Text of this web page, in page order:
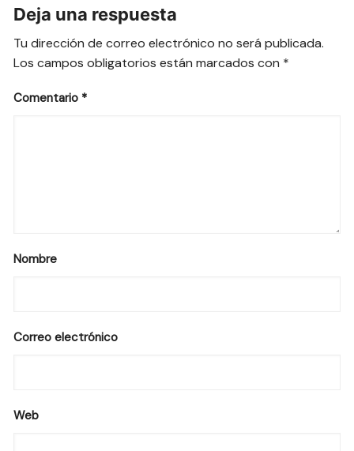
Deja una respuesta
Tu dirección de correo electrónico no será publicada.
Los campos obligatorios están marcados con *
Comentario *
Nombre
Correo electrónico
Web